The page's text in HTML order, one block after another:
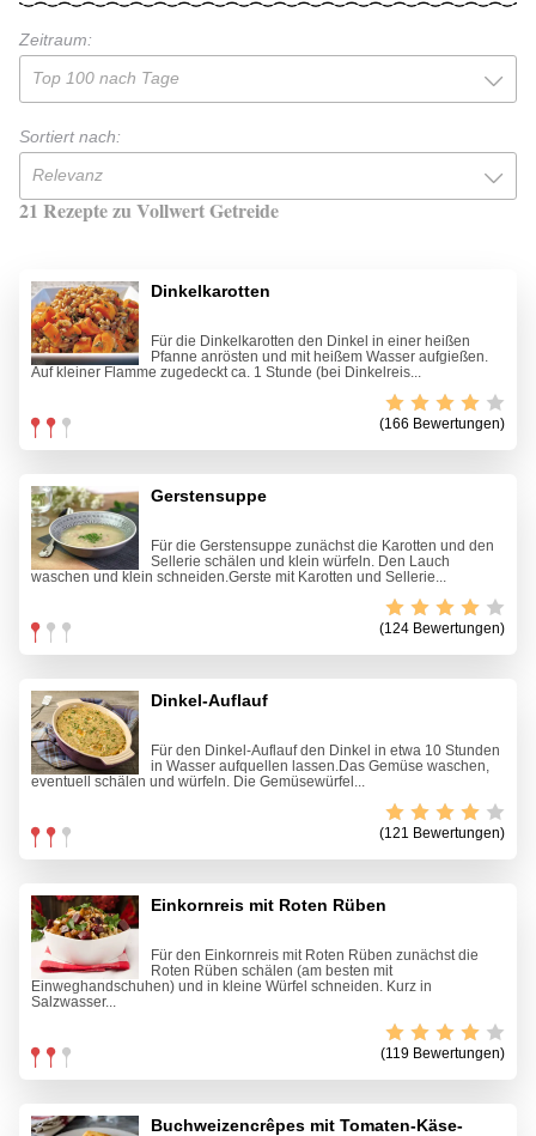
Zeitraum:
Top 100 nach Tage
Sortiert nach:
Relevanz
21 Rezepte zu Vollwert Getreide
Dinkelkarotten
Für die Dinkelkarotten den Dinkel in einer heißen
Pfanne anrösten und mit heißem Wasser aufgießen.
Auf kleiner Flamme zugedeckt ca. 1 Stunde (bei Dinkelreis...
(166 Bewertungen)
Gerstensuppe
Für die Gerstensuppe zunächst die Karotten und den
Sellerie schälen und klein würfeln. Den Lauch
waschen und klein schneiden.Gerste mit Karotten und Sellerie...
(124 Bewertungen)
Dinkel-Auflauf
Für den Dinkel-Auflauf den Dinkel in etwa 10 Stunden
in Wasser aufquellen lassen.Das Gemüse waschen,
eventuell schälen und würfeln. Die Gemüsewürfel...
(121 Bewertungen)
Einkornreis mit Roten Rüben
Für den Einkornreis mit Roten Rüben zunächst die
Roten Rüben schälen (am besten mit
Einweghandschuhen) und in kleine Würfel schneiden. Kurz in
Salzwasser...
(119 Bewertungen)
Buchweizencrêpes mit Tomaten-Käse-